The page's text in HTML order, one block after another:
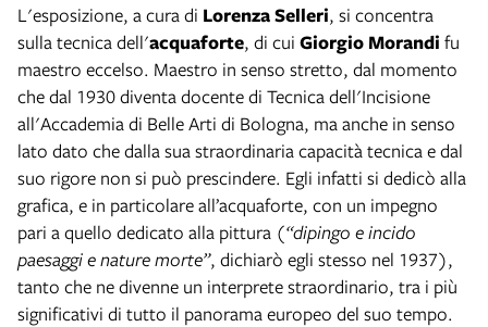
L'esposizione, a cura di Lorenza Selleri, si concentra
sulla tecnica dell'acquaforte, di cui Giorgio Morandi fu
maestro eccelso. Maestro in senso stretto, dal momento
che dal 1930 diventa docente di Tecnica dell'Incisione
all'Accademia di Belle Arti di Bologna, ma anche in senso
lato dato che dalla sua straordinaria capacità tecnica e dal
suo rigore non si può prescindere. Egli infatti si dedicò alla
grafica, e in particolare all’acquaforte, con un impegno
pari a quello dedicato alla pittura (“dipingo e incido
paesaggi e nature morte”, dichiarò egli stesso nel 1937),
tanto che ne divenne un interprete straordinario, tra i più
significativi di tutto il panorama europeo del suo tempo.